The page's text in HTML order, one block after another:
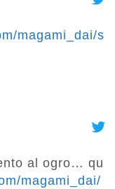
magami_dai/s
al ogro… qu
magami_dai/